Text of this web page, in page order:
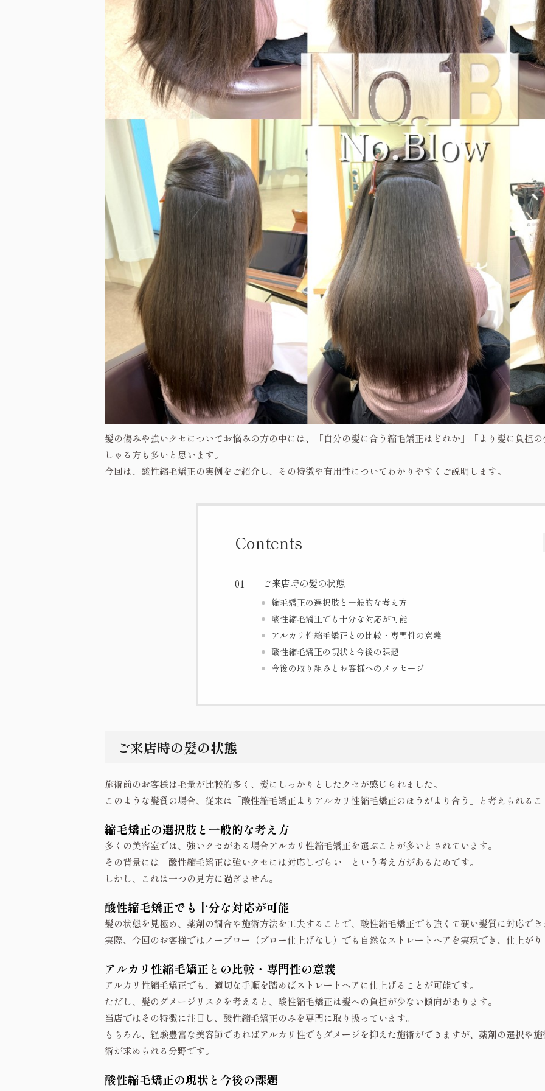
髪の傷みや強いクセについてお悩みの方の中には、「自分の髪に合う縮毛矯正はどれか」「より髪に負担
しゃる方も多いと思います。
今回は、酸性縮毛矯正の実例をご紹介し、その特徴や有用性についてわかりやすくご説明します。
Contents
ご来店時の髪の状態
縮毛矯正の選択肢と一般的な考え方
酸性縮毛矯正でも十分な対応が可能
アルカリ性縮毛矯正との比較・専門性の意義
酸性縮毛矯正の現状と今後の課題
今後の取り組みとお客様へのメッセージ
ご来店時の髪の状態
施術前のお客様は毛量が比較的多く、髪にしっかりとしたクセが感じられました。
このような髪質の場合、従来は「酸性縮毛矯正よりアルカリ性縮毛矯正のほうがより合う」と考えられるこ
縮毛矯正の選択肢と一般的な考え方
多くの美容室では、強いクセがある場合アルカリ性縮毛矯正を選ぶことが多いとされています。
その背景には「酸性縮毛矯正は強いクセには対応しづらい」という考え方があるためです。
しかし、これは一つの見方に過ぎません。
酸性縮毛矯正でも十分な対応が可能
髪の状態を見極め、薬剤の調合や施術方法を工夫することで、酸性縮毛矯正でも強くて硬い髪質に対応でき
実際、今回のお客様ではノーブロー（ブロー仕上げなし）でも自然なストレートヘアを実現でき、仕上がり
アルカリ性縮毛矯正との比較・専門性の意義
アルカリ性縮毛矯正でも、適切な手順を踏めばストレートヘアに仕上げることが可能です。
ただし、髪のダメージリスクを考えると、酸性縮毛矯正は髪への負担が少ない傾向があります。
当店ではその特徴に注目し、酸性縮毛矯正のみを専門に取り扱っています。
もちろん、経験豊富な美容師であればアルカリ性でもダメージを抑えた施術ができますが、薬剤の選択や
術が求められる分野です。
酸性縮毛矯正の現状と今後の課題